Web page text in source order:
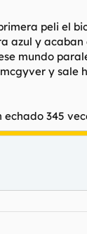
peli el
azul y acaban
mundo
y sale
345